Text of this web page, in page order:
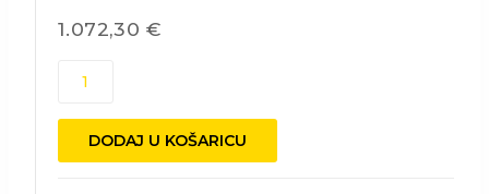
1.072,30 €
R65
CRIJEVOM
DODAJ U KOŠARICU